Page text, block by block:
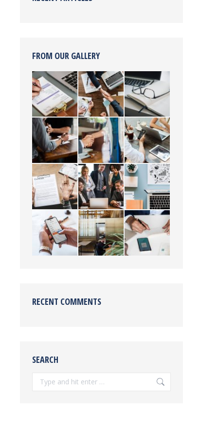
FROM OUR GALLERY
RECENT COMMENTS
SEARCH
Search: